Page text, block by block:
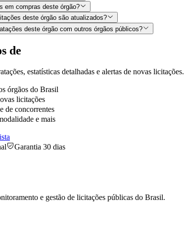
em compras deste órgão?
deste órgão são atualizados?
deste órgão com outros órgãos públicos?
de
estatísticas detalhadas e alertas de novas licitações.
órgãos do Brasil
licitações
de concorrentes
e mais
Garantia 30 dias
e gestão de licitações públicas do Brasil.